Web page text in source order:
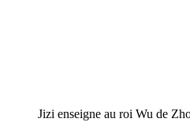
Jizi enseigne au roi Wu de